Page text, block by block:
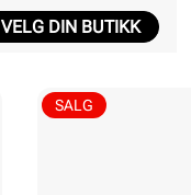
VELG DIN BUTIKK
SALG